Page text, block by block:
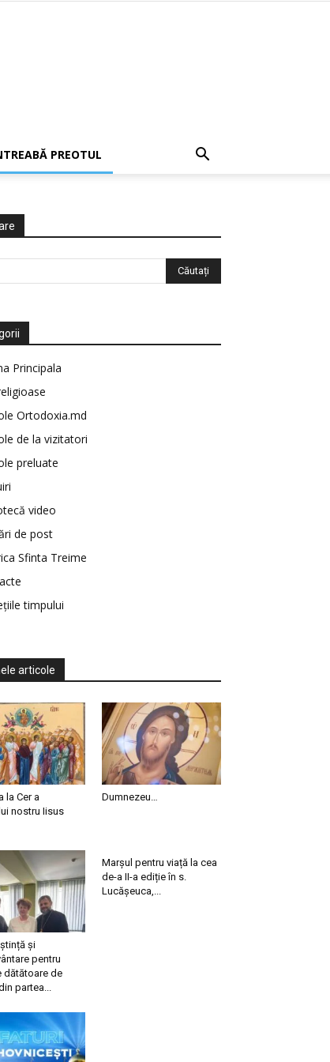
PREOTUL
Principala
Ortodoxia.md
de la vizitatori
preluate
video
de post
Sfinta Treime
timpului
articole
la Cer a
nostru Iisus
Dumnezeu…
și
pentru
dătătoare de
partea...
Marșul pentru viață la cea
de-a II-a ediție în s.
Lucășeuca,...